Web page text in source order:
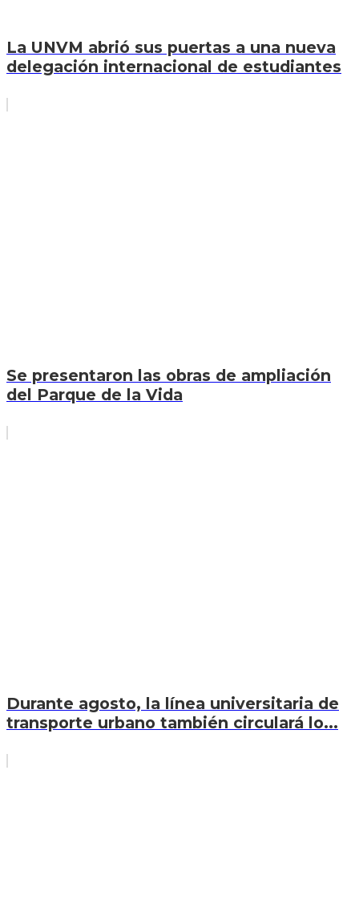
La UNVM abrió sus puertas a una nueva
delegación internacional de estudiantes
Se presentaron las obras de ampliación
del Parque de la Vida
Durante agosto, la línea universitaria de
transporte urbano también circulará lo...